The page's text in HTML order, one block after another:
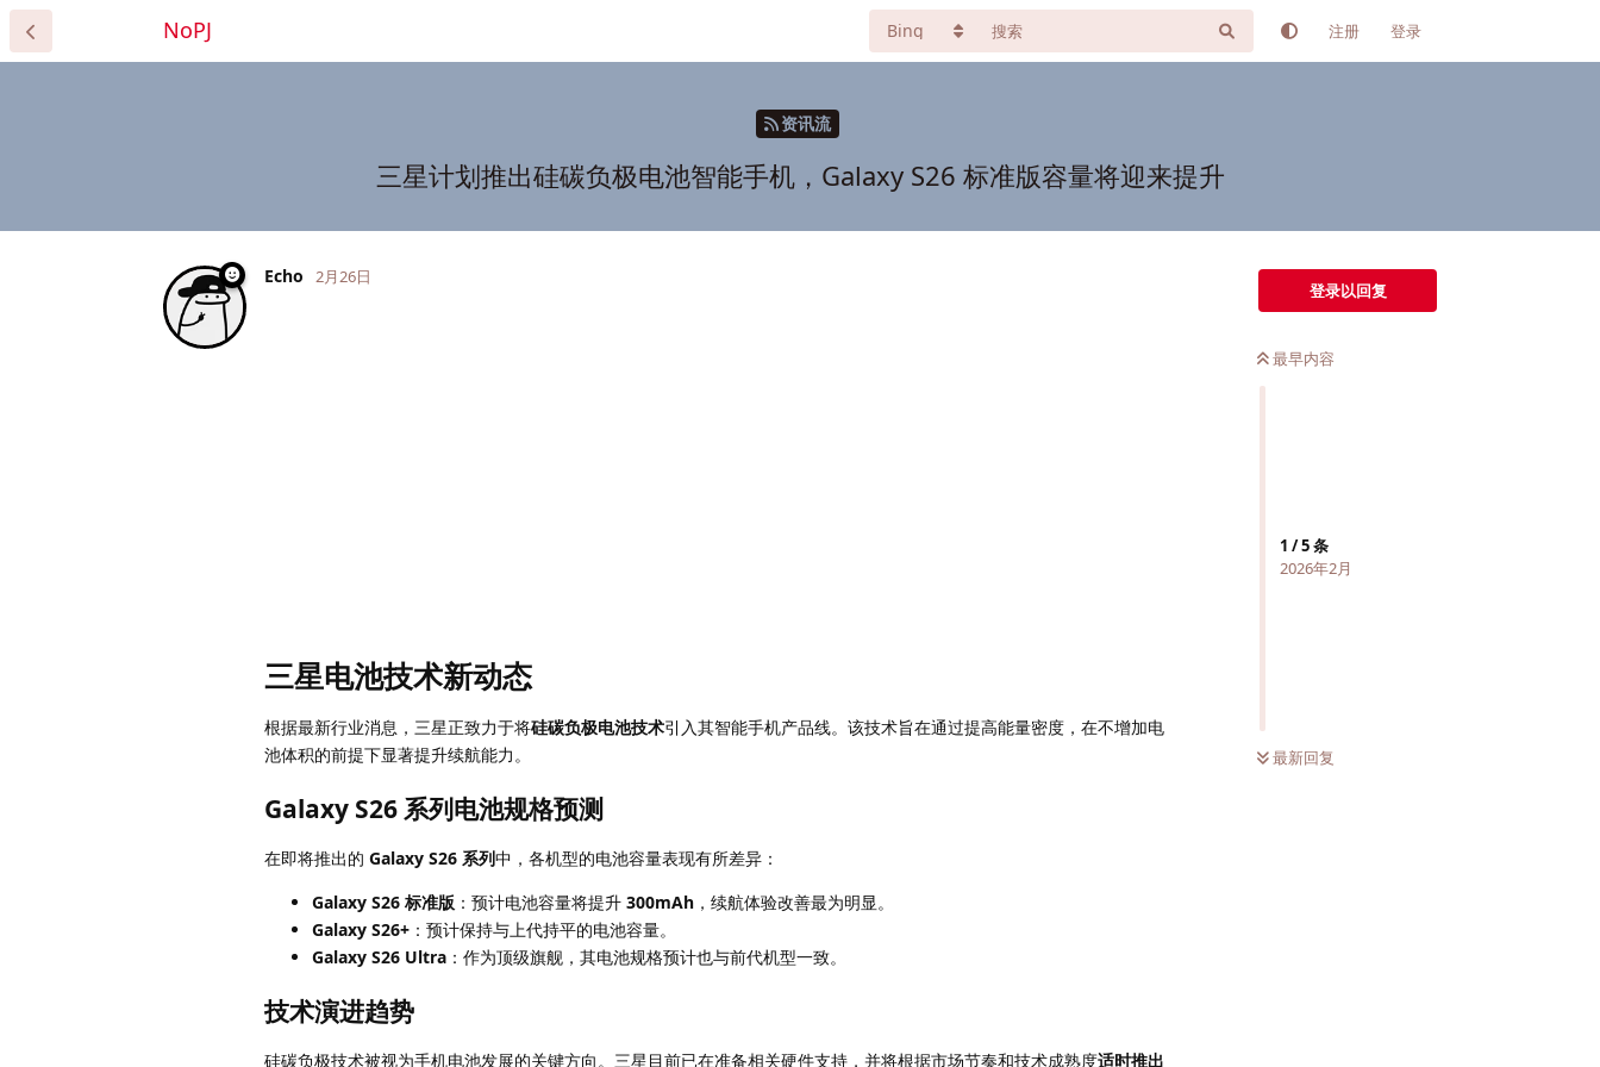
NoPJ 注册 登录
资讯流
三星计划推出硅碳负极电池智能手机，Galaxy S26 标准版容量将迎来提升
登录以回复
最早内容
1 /5条
2026年2月
最新回复
Echo 2月26日
三星电池技术新动态
根据最新行业消息，三星正致力于将硅碳负极电池技术引入其智能手机产品线。该技术旨在通过提高能量密度，在不增加电
池体积的前提下显著提升续航能力。
Galaxy S26 系列电池规格预测
在即将推出的 Galaxy S26 系列中，各机型的电池容量表现有所差异：
Galaxy S26 标准版 ：预计电池容量将提升 300mAh ，续航体验改善最为明显。
Galaxy S26+ ：预计保持与上代持平的电池容量。
Galaxy S26 Ultra ：作为顶级旗舰，其电池规格预计也与前代机型一致。
技术演进趋势
硅碳负极技术被视为手机电池发展的关键方向。三星目前已在准备相关硬件支持，并将根据市场节奏和技术成熟度适时推出